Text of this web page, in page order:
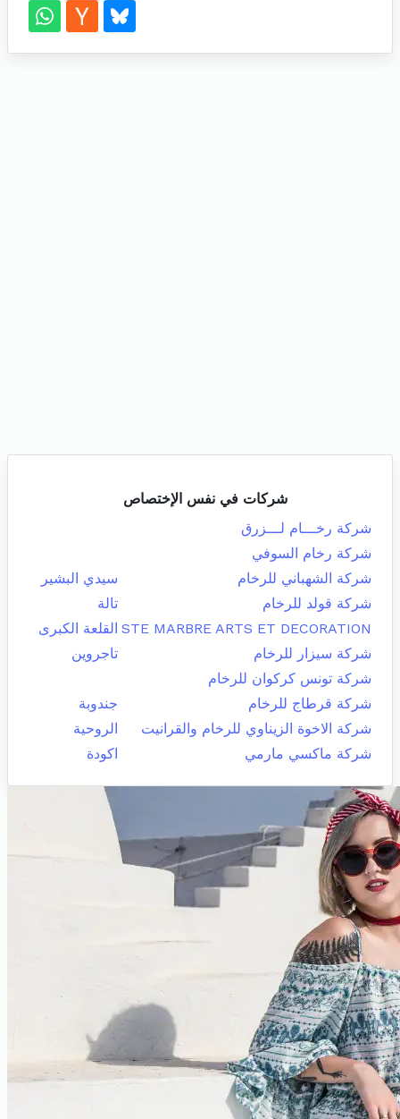
شركات في نفس الإختصاص
شركة رخـــام لـــزرق
شركة رخام السوفي
شركة الشهباني للرخام
سيدي البشير
شركة قولد للرخام
تالة
STE MARBRE ARTS ET DECORATION القلعة الكبرى
شركة سيزار للرخام
تاجروين
شركة تونس كركوان للرخام
شركة قرطاج للرخام
جندوبة
شركة الاخوة الزيناوي للرخام والقرانيت
الروحية
شركة ماكسي مارمي
اكودة